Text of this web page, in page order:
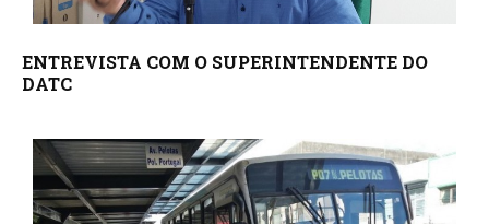
ENTREVISTA COM O SUPERINTENDENTE DO
DATC